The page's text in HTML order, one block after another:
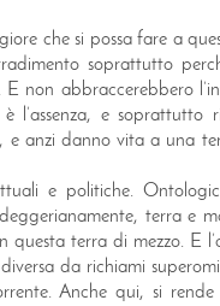
che si possa fare a
soprattutto
non abbraccerebbero
l’assenza, e soprattutto
e anzi danno vita a una
e politiche.
terra e
questa terra di mezzo. E
da richiami
Anche qui, si rende